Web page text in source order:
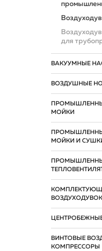
для
ВАКУУМНЫЕ
ВОЗДУШНЫЕ
МОЙКИ
МОЙКИ И
ВОЗДУХОДУВОК
ВИНТОВЫЕ
КОМПРЕССОРЫ